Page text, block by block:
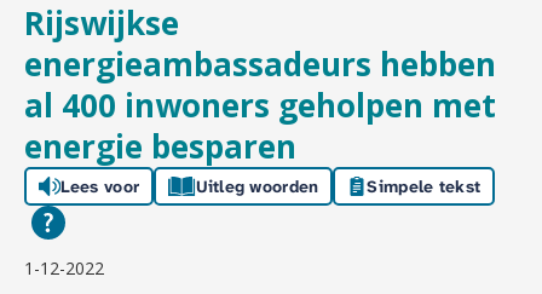
Rijswijkse
energieambassadeurs hebben
al 400 inwoners geholpen met
energie besparen
Lees voor Uitleg woorden Simpele tekst
1-12-2022